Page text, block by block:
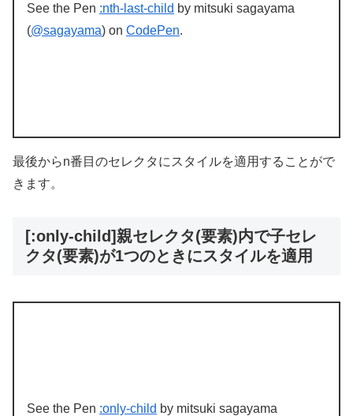
See the Pen :nth-last-child by mitsuki sagayama
(@sagayama) on CodePen.
最後からn番目のセレクタにスタイルを適用することがで
きます。
[:only-child]親セレクタ(要素)内で子セレ
クタ(要素)が1つのときにスタイルを適用
See the Pen :only-child by mitsuki sagayama